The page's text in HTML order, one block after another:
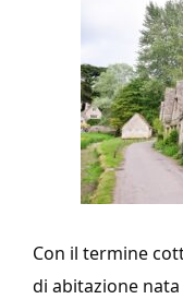
Con il termine
di abitazione